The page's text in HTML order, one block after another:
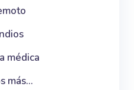
médica
más...